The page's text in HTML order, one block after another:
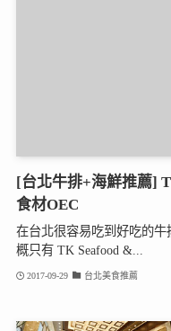
[台北牛排+海鮮推薦]
食材OEC
在台北很容易吃到好吃的
概只有 TK Seafood &...
2017-09-29 台北美食推薦